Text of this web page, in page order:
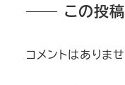
この投
コメントはありませ